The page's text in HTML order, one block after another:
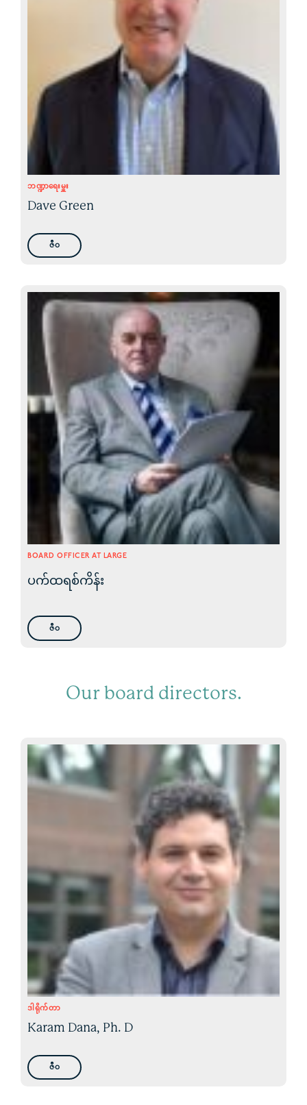
ဘဏ္ဍာရေးမှူး
Dave Green
ဇီဝ
BOARD OFFICER AT LARGE
ပက်ထရစ်ကိန်း
ဇီဝ
Our board directors.
ဒါရိုက်တာ
Karam Dana, Ph. D
ဇီဝ